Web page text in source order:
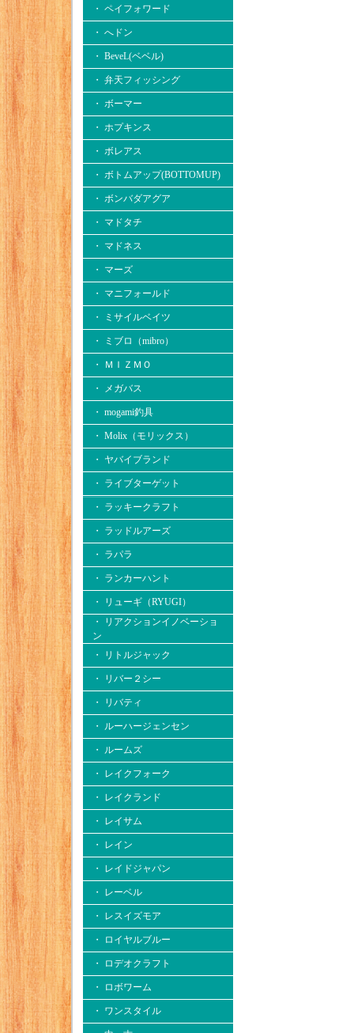
・ ペイフォワード
・ へドン
・ BeveL(ベベル)
・ 弁天フィッシング
・ ボーマー
・ ホプキンス
・ ボレアス
・ ボトムアップ(BOTTOMUP)
・ ボンバダアグア
・ マドタチ
・ マドネス
・ マーズ
・ マニフォールド
・ ミサイルベイツ
・ ミブロ（mibro）
・ ＭＩＺＭＯ
・ メガバス
・ mogami釣具
・ Molix（モリックス）
・ ヤバイブランド
・ ライブターゲット
・ ラッキークラフト
・ ラッドルアーズ
・ ラパラ
・ ランカーハント
・ リューギ（RYUGI）
・ リアクションイノベーショ
ン
・ リトルジャック
・ リバー２シー
・ リバティ
・ ルーハージェンセン
・ ルームズ
・ レイクフォーク
・ レイクランド
・ レイサム
・ レイン
・ レイドジャパン
・ レーベル
・ レスイズモア
・ ロイヤルブルー
・ ロデオクラフト
・ ロボワーム
・ ワンスタイル